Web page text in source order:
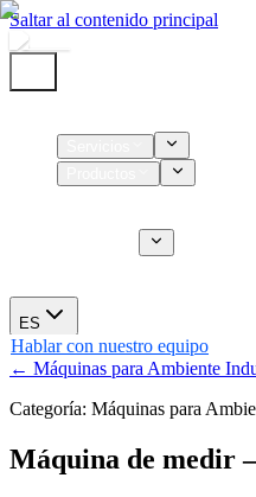
Saltar al contenido principal
ES
Hablar con nuestro equipo
← Máquinas para Ambiente
Categoría: Máquinas para
Máquina de medir